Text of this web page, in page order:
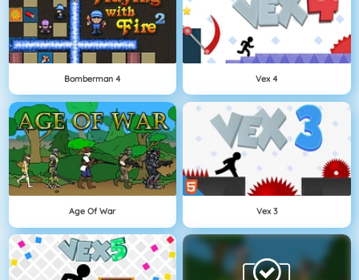
Bomberman 4 Vex 4
Age Of War Vex 3